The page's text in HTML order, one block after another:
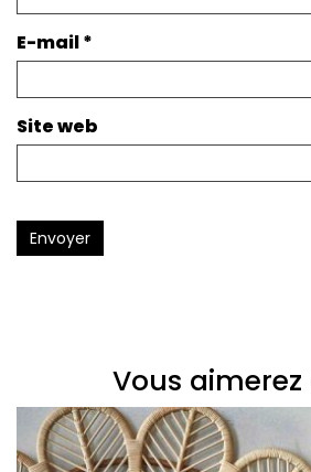
E-mail*
Site web
Envoyer
Vous aimerez